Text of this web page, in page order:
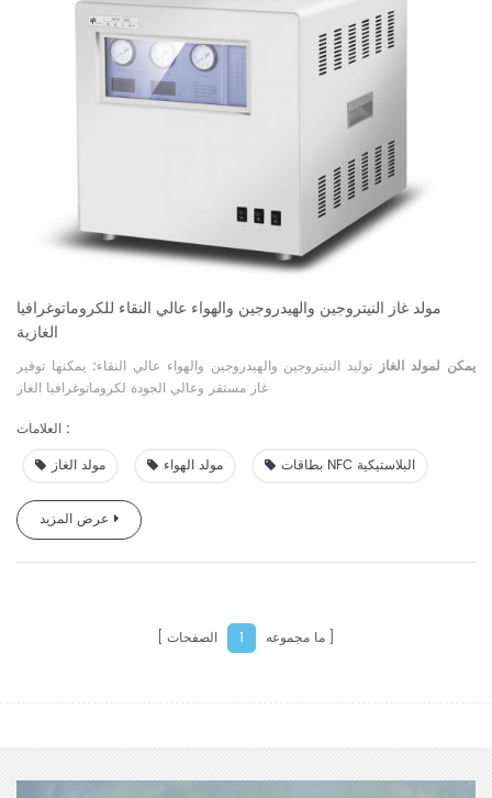
مولد غاز النيتروجين والهيدروجين والهواء عالي النقاء للكروماتوغرافيا
الغازية
يمكن لمولد الغازتوليد النيتروجين والهيدروجين والهواء عالي النقاء؛ يمكنها توفير
غاز مستقر وعالي الجودة لكروماتوغرافيا الغاز
العلامات :
مولد الغاز
مولد الهواء بطاقات NFC البلاستيكية
عرض المزيد
ما مجموعه 1 الصفحات